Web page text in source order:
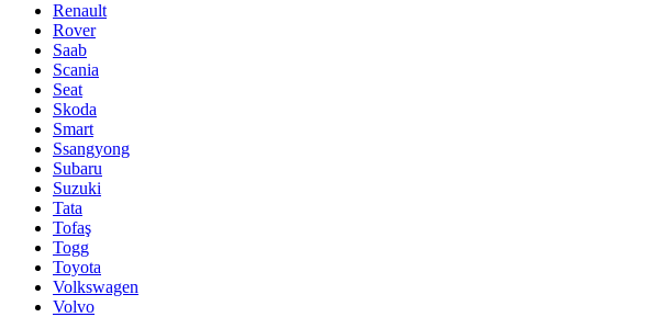
Renault
Rover
Saab
Scania
Seat
Skoda
Smart
Ssangyong
Subaru
Suzuki
Tata
Tofaş
Togg
Toyota
Volkswagen
Volvo